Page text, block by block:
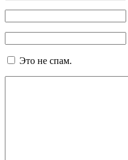
Это не спам.